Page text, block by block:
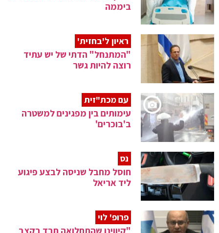
ביממה
ראיון ל'בחזית'
"המתנחל" הדתי של יש עתיד
רוצה להיות גשר
עם מכת"זית
עימותים בין מפגינים למשטרה
ב'בוכרים'
נס
חוסל מחבל שניסה לבצע פיגוע
ליד אריאל
פרופ' לוי